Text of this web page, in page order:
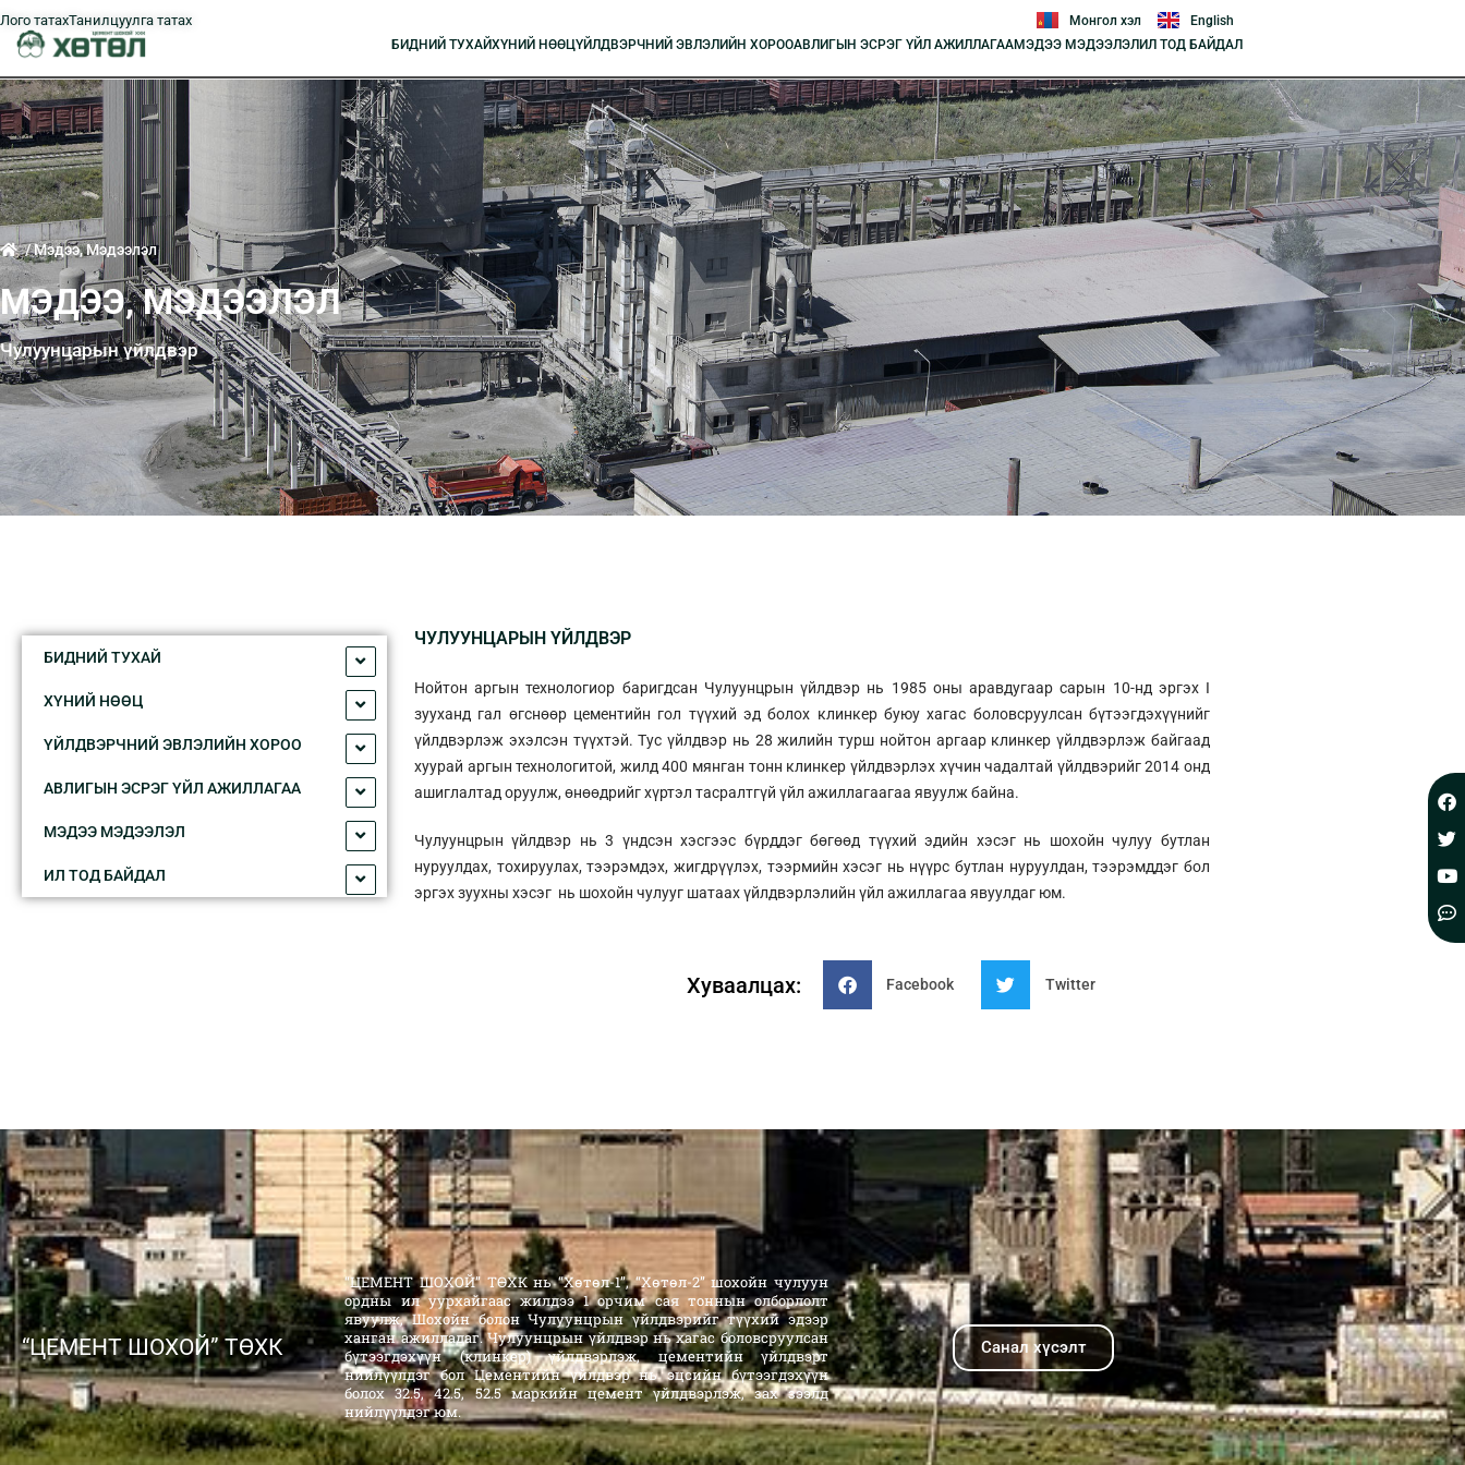
Лого татахТанилцуулга татах Монгол хэл
English
БИДНИЙ ТУXАЙXҮНИЙ НӨӨЦҮЙЛДВЭРЧНИЙ ЭВЛЭЛИЙН XОРООАВЛИГЫН ЭСРЭГ ҮЙЛ АЖИЛЛАГААМЭДЭЭ МЭДЭЭЛЭЛ ИЛ ТОД БАЙДАЛ
/ Мэдээ, Мэдээлэл
МЭДЭЭ, МЭДЭЭЛЭЛ
Чулуунцарын үйлдвэр
БИДНИЙ ТУXАЙ
XҮНИЙ НӨӨЦ
ҮЙЛДВЭРЧНИЙ ЭВЛЭЛИЙН XОРОО
АВЛИГЫН ЭСРЭГ ҮЙЛ АЖИЛЛАГАА
МЭДЭЭ МЭДЭЭЛЭЛ
ИЛ ТОД БАЙДАЛ
ЧУЛУУНЦАРЫН ҮЙЛДВЭР
Нойтон аргын технологиор баригдсан Чулуунцрын үйлдвэр нь 1985 оны аравдугаар сарын 10-нд эргэх I
зууханд гал өгснөөр цементийн гол түүхий эд болох клинкер буюу хагас боловсруулсан бүтээгдэхүүнийг
үйлдвэрлэж эхэлсэн түүхтэй. Тус үйлдвэр нь 28 жилийн турш нойтон аргаар клинкер үйлдвэрлэж байгаад
хуурай аргын технологитой, жилд 400 мянган тонн клинкер үйлдвэрлэх хүчин чадалтай үйлдвэрийг 2014 онд
ашиглалтад оруулж, өнөөдрийг хүртэл тасралтгүй үйл ажиллагаагаа явуулж байна.
Чулуунцрын үйлдвэр нь 3 үндсэн хэсгээс бүрддэг бөгөөд түүхий эдийн хэсэг нь шохойн чулуу бутлан
нуруулдах, тохируулах, тээрэмдэх, жигдрүүлэх, тээрмийн хэсэг нь нүүрс бутлан нуруулдан, тээрэмддэг бол
эргэх зуухны хэсэг нь шохойн чулууг шатаах үйлдвэрлэлийн үйл ажиллагаа явуулдаг юм.
Хуваалцах: Facebook Twitter
“ЦЕМЕНТ ШОХОЙ” ТӨХК
“ЦЕМЕНТ ШОХОЙ” ТӨХК нь “Хөтөл-1”, “Хөтөл-2” шохойн чулуун
ордны ил уурхайгаас жилдээ 1 орчим сая тоннын олборлолт
явуулж, Шохойн болон Чулуунцрын үйлдвэрийг түүхий эдээр
ханган ажилладаг. Чулуунцрын үйлдвэр нь хагас боловсруулсан
бүтээгдэхүүн (клинкер) үйлдвэрлэж, цементийн үйлдвэрт
нийлүүлдэг бол Цементийн үйлдвэр нь эцсийн бүтээгдэхүүн
болох 32.5, 42.5, 52.5 маркийн цемент үйлдвэрлэж, зах зээлд
нийлүүлдэг юм.
Санал хүсэлт